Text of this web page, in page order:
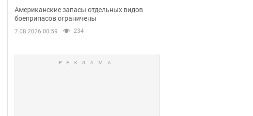
Patriot
Американские запасы отдельных видов
боеприпасов ограничены
7.08.2026 00:59 234